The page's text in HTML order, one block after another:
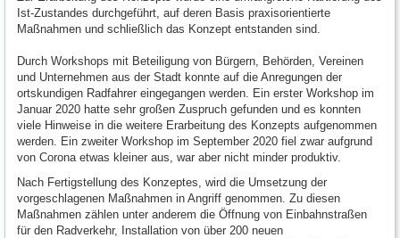
Ist-Zustandes durchgeführt, auf deren Basis praxisorientierte
Maßnahmen und schließlich das Konzept entstanden sind.
Durch Workshops mit Beteiligung von Bürgern, Behörden, Vereinen
und Unternehmen aus der Stadt konnte auf die Anregungen der
ortskundigen Radfahrer eingegangen werden. Ein erster Workshop im
Januar 2020 hatte sehr großen Zuspruch gefunden und es konnten
viele Hinweise in die weitere Erarbeitung des Konzepts aufgenommen
werden. Ein zweiter Workshop im September 2020 fiel zwar aufgrund
von Corona etwas kleiner aus, war aber nicht minder produktiv.
Nach Fertigstellung des Konzeptes, wird die Umsetzung der
vorgeschlagenen Maßnahmen in Angriff genommen. Zu diesen
Maßnahmen zählen unter anderem die Öffnung von Einbahnstraßen
für den Radverkehr, Installation von über 200 neuen